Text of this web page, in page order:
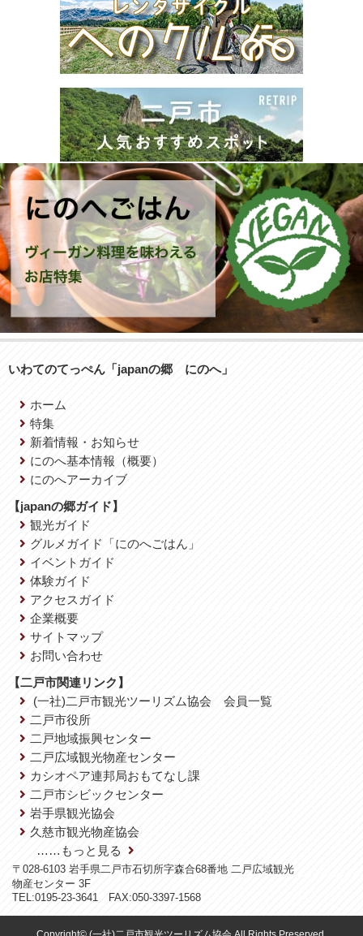
いわてのてっぺん「japanの郷 にのへ」
ホーム
特集
新着情報・お知らせ
にのへ基本情報（概要）
にのへアーカイブ
【japanの郷ガイド】
観光ガイド
グルメガイド「にのへごはん」
イベントガイド
体験ガイド
アクセスガイド
企業概要
サイトマップ
お問い合わせ
【二戸市関連リンク】
(一社)二戸市観光ツーリズム協会 会員一覧
二戸市役所
二戸地域振興センター
二戸広域観光物産センター
カシオペア連邦局おもてなし課
二戸市シビックセンター
岩手県観光協会
久慈市観光物産協会
……もっと見る
〒028-6103 岩手県二戸市石切所字森合68番地 二戸広域観光
物産センター 3F
TEL:0195-23-3641 FAX:050-3397-1568